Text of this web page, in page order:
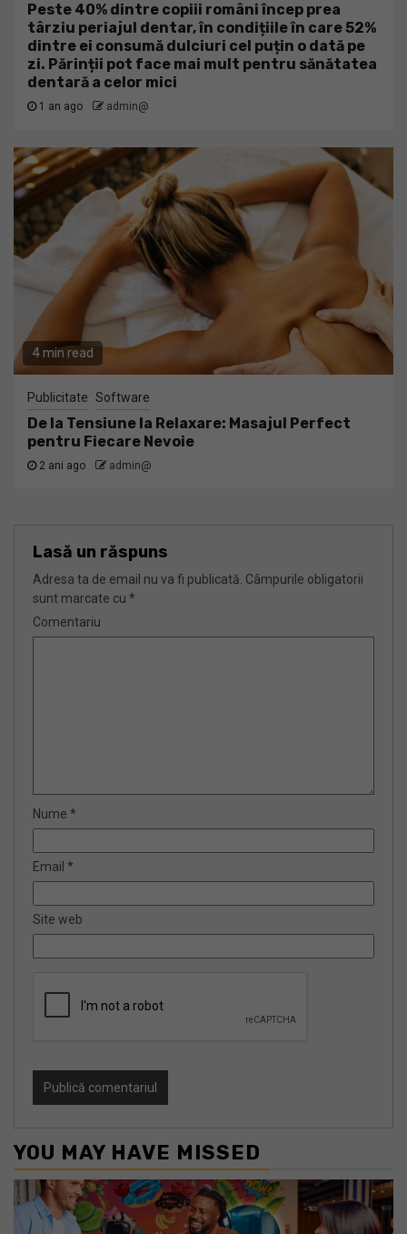
Peste 40% dintre copiii români încep prea
târziu periajul dentar, în condițiile în care 52%
dintre ei consumă dulciuri cel puțin o dată pe
zi. Părinții pot face mai mult pentru sănătatea
dentară a celor mici
1 an ago admin@
4 min read
Publicitate Software
De la Tensiune la Relaxare: Masajul Perfect
pentru Fiecare Nevoie
2 ani ago admin@
Lasă un răspuns
Adresa ta de email nu va fi publicată. Câmpurile obligatorii
sunt marcate cu *
Comentariu
Nume *
Email *
Site web
YOU MAY HAVE MISSED